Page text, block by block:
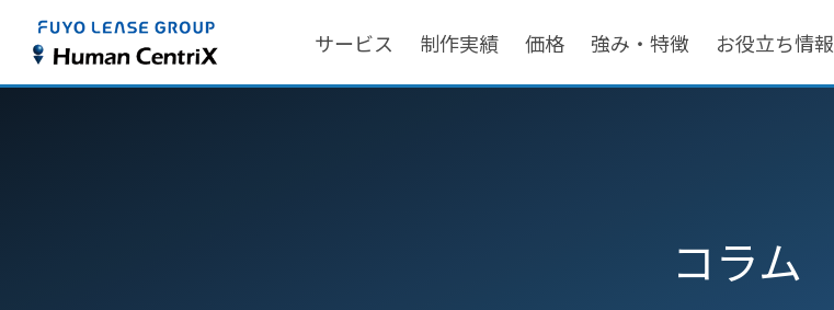
サービス 制作実績 価格 強み・特徴 お役立ち情報
コラム